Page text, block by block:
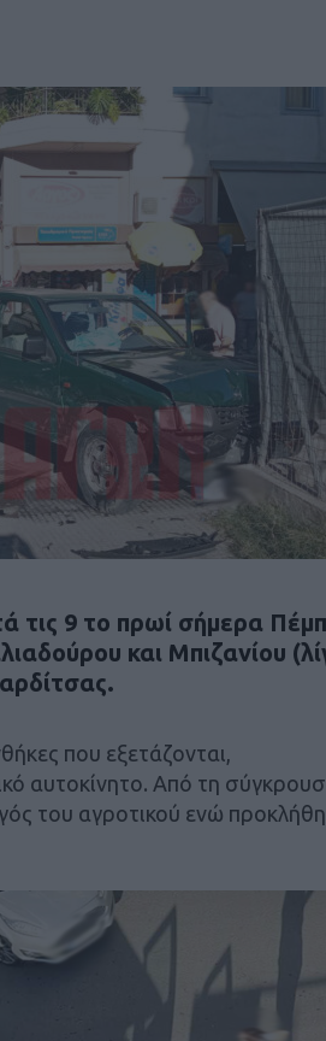
τις 9 το πρωί σήμερα
και Μπιζανίου
που εξετάζονται,
αυτοκίνητο. Από τη
του αγροτικού ενώ